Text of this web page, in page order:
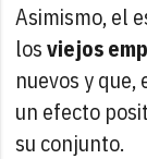
Asimismo, el
losviejos
nuevos y
un efecto
su conjunto.